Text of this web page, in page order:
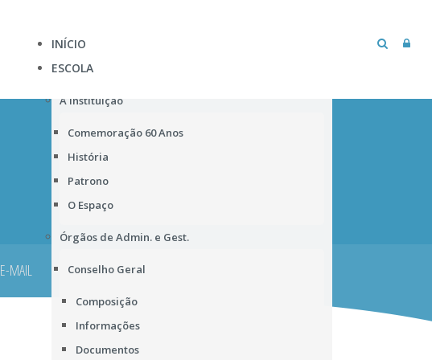
INÍCIO
ESCOLA
A Instituição
Comemoração 60 Anos
História
Patrono
O Espaço
Órgãos de Admin. e Gest.
Conselho Geral
Composição
Informações
Documentos
E-MAIL MICROSOFT TEAMS